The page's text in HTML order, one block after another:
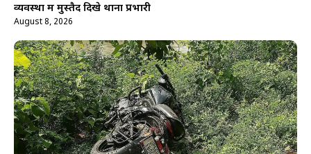
व्यवस्था में मुस्तैद दिखे थाना प्रभारी
August 8, 2026